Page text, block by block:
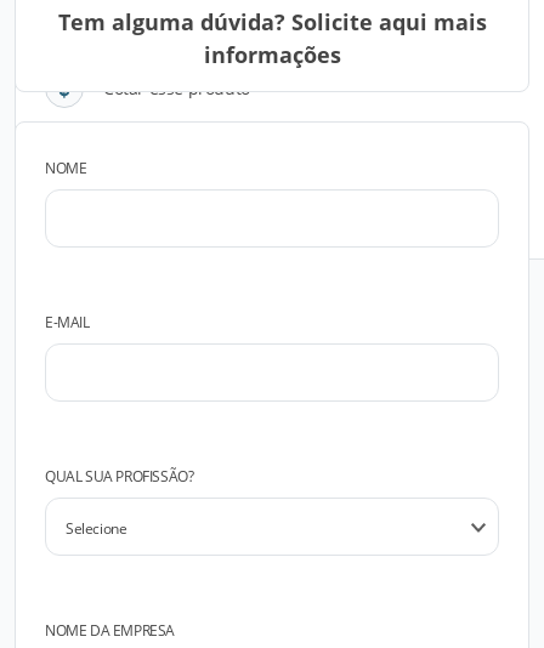
Cotar esse produto
FALAR COM O FABRICANTE
Tem alguma dúvida? Solicite aqui mais
informações
NOME
E-MAIL
QUAL SUA PROFISSÃO?
NOME DA EMPRESA